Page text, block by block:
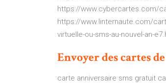
https://www.cybercartes.com/
https://www.linternaute.com/
virtuelle-ou-sms-au-nouvel-an-
Envoyerdescartesde
carte anniversaire sms gratuit